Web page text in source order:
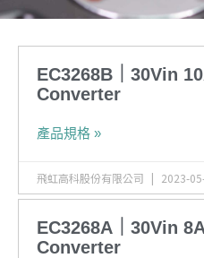
EC3268B｜30Vin
Converter
產品規格 »
飛虹高科股份有限公司 2023-
EC3268A｜30Vin
Converter